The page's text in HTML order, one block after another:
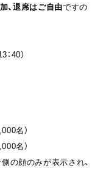
、退席はご自由ですの
40）
名）
名）
の顔のみが表示され、